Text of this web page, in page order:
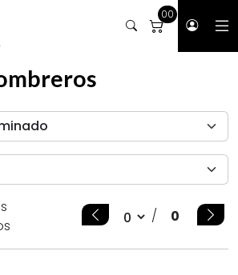
00
/ 0